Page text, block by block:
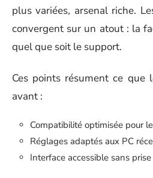
plus variées, arsenal riche.
convergent sur un atout : la
quel que soit le support.
Ces points résument ce que
avant :
Compatibilité optimisée pour
Réglages adaptés aux PC
Interface accessible sans